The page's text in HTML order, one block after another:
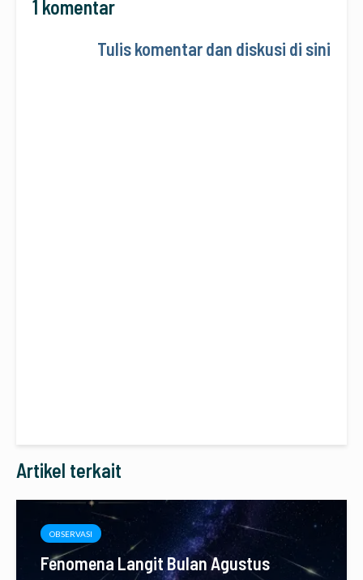
1 komentar
Tulis komentar dan diskusi di sini
Artikel terkait
OBSERVASI
Fenomena Langit Bulan Agustus